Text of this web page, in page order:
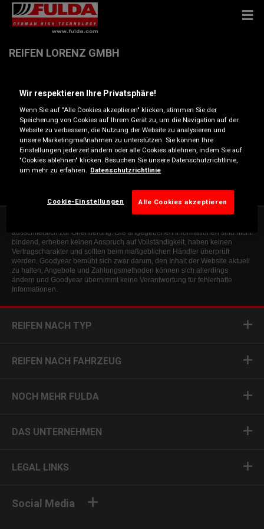
REIFEN LORENZ GMBH
Schwabacher Str. 434 , 90763 FÜRTH
Anfahrtsbeschreibung
Telefonnummer anzeigen
ausschließlich zur Orientierung. Die angegebenen Informationen sind nicht
bindend, erheben keinen Anspruch auf Vollständigkeit, haben keinen
Vertragscharakter und sollten beim maßgeblichen Händler überprüft
werden. Goodyear bemüht sich zwar darum, den Inhalt der Website aktuell
zu halten, Angebote und Zahlungsmethoden können sich allerdings
ändern und Goodyear übernimmt keine Verantwortung für fehlerhafte
Informationen.
REIFEN NACH TYP
REIFEN NACH FAHRZEUG
NOCH MEHR FULDA
DAS UNTERNEHMEN
Social Media
LEGAL LINKS
Wir respektieren Ihre Privatsphäre!
Wenn Sie auf "Alle Cookies akzeptieren" klicken, stimmen Sie der
Speicherung von Cookies auf Ihrem Gerät zu, um die Navigation auf der
Website zu verbessern, die Nutzung der Website zu analysieren und
unsere Marketingmaßnahmen zu unterstützen. Sie können Ihre
Einstellungen jederzeit ändern oder alle Cookies ablehnen, indem Sie auf
"Cookies ablehnen" klicken. Besuchen Sie unsere Datenschutzrichtlinie,
um mehr zu erfahren.
Datenschutzrichtlinie
Cookie-Einstellungen Alle Cookies akzeptieren